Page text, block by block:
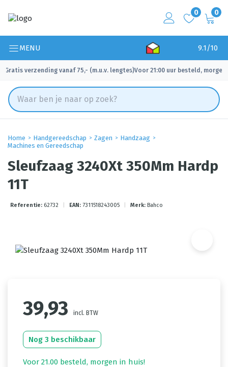
0 0
MENU 9.1/10
Gratis verzending vanaf 75,- (m.u.v. lengtes)
✓ Voor 21:00 uur besteld, morgen
Home Handgereedschap Zagen
Handzaag
Machines en Gereedschap
Sleufzaag 3240Xt 350Mm Hardp
11T
Referentie: 62732 EAN: 7311518243005 Merk: Bahco
39,93 incl. BTW
Nog 3 beschikbaar
Voor 21.00 besteld, morgen in huis!